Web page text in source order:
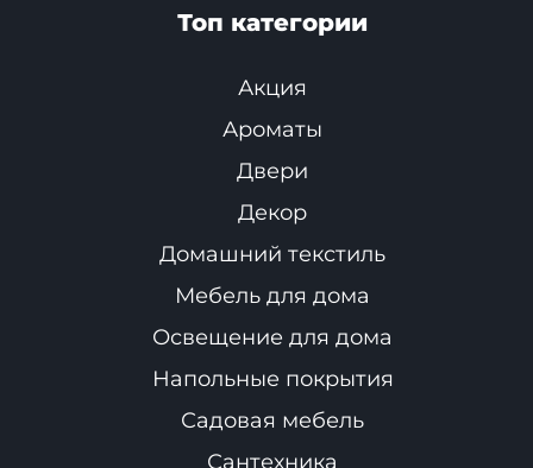
Топ категории
Акция
Ароматы
Двери
Декор
Домашний текстиль
Мебель для дома
Освещение для дома
Напольные покрытия
Садовая мебель
Сантехника